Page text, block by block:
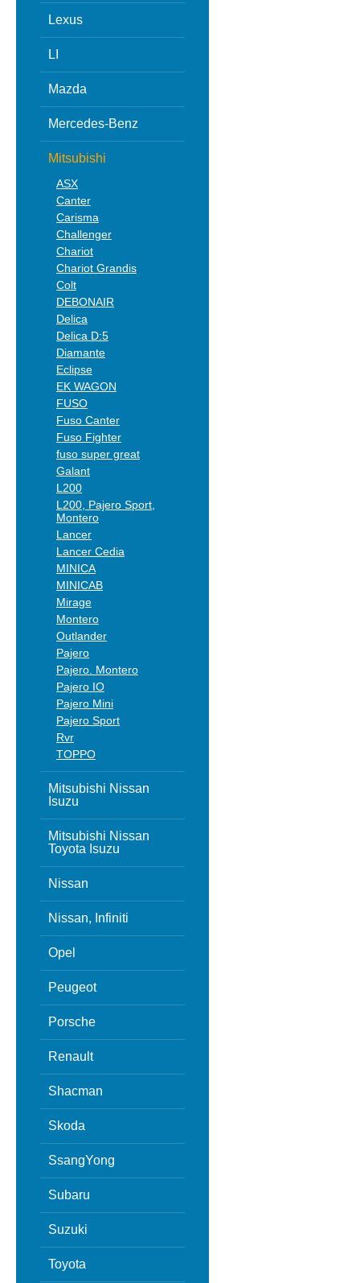
Lexus
LI
Mazda
Mercedes-Benz
Mitsubishi
ASX
Canter
Carisma
Challenger
Chariot
Chariot Grandis
Colt
DEBONAIR
Delica
Delica D:5
Diamante
Eclipse
EK WAGON
FUSO
Fuso Canter
Fuso Fighter
fuso super great
Galant
L200
L200, Pajero Sport,
Montero
Lancer
Lancer Cedia
MINICA
MINICAB
Mirage
Montero
Outlander
Pajero
Pajero. Montero
Pajero IO
Pajero Mini
Pajero Sport
Rvr
TOPPO
Mitsubishi Nissan
Isuzu
Mitsubishi Nissan
Toyota Isuzu
Nissan
Nissan, Infiniti
Opel
Peugeot
Porsche
Renault
Shacman
Skoda
SsangYong
Subaru
Suzuki
Toyota